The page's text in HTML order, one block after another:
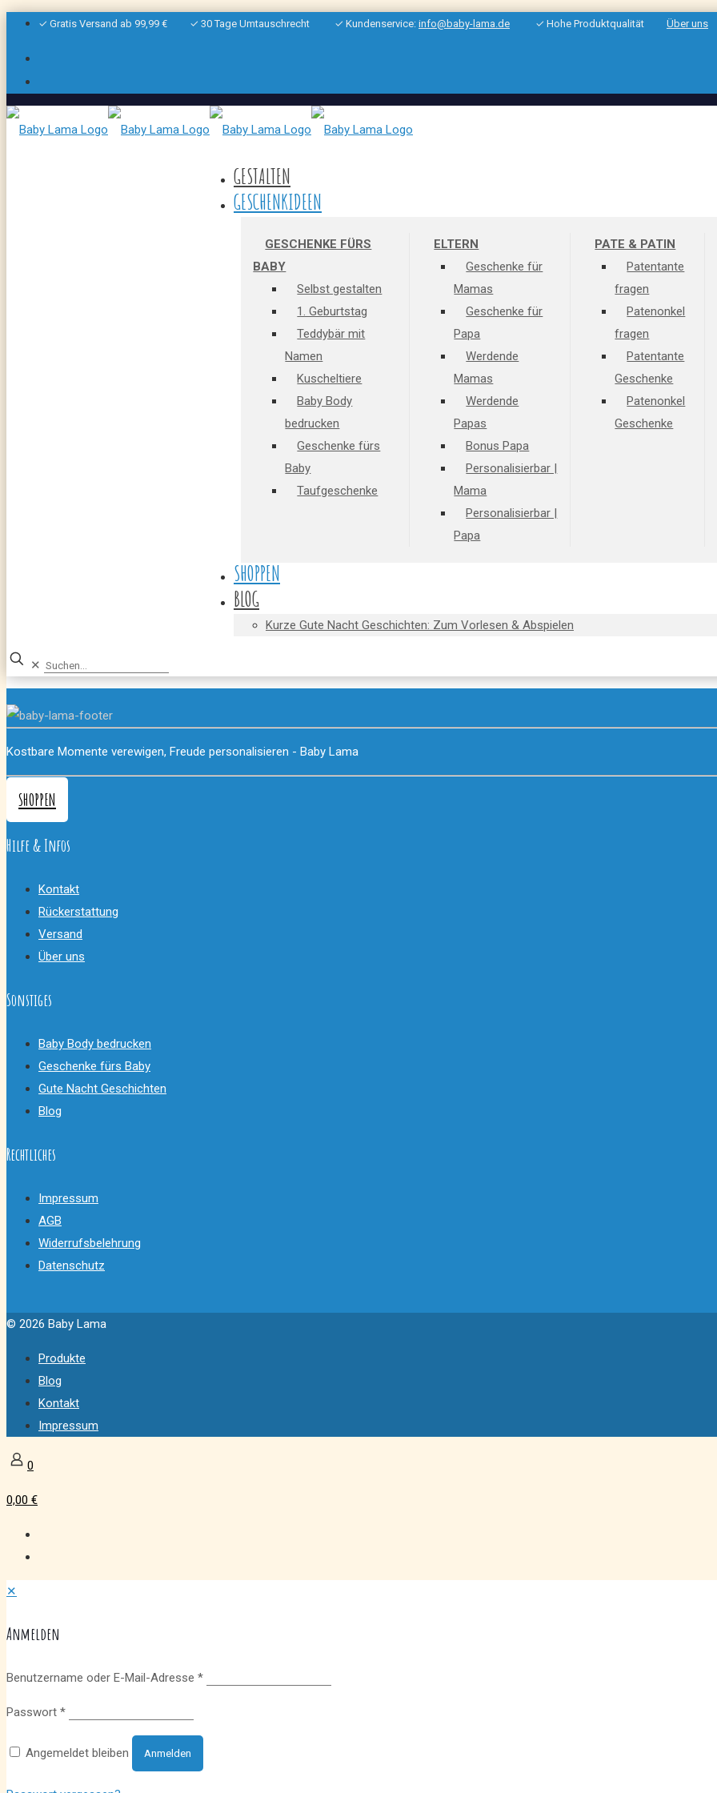
✓ Gratis Versand ab 99,99 € ✓ 30 Tage Umtauschrecht ✓ Kundenservice: info@baby-lama.de ✓ Hohe Produktqualität Über uns
GESTALTEN
GESCHENKIDEEN
GESCHENKE FÜRS
BABY
Selbst gestalten
1. Geburtstag
Teddybär mit
Namen
Kuscheltiere
Baby Body
bedrucken
Geschenke fürs
Baby
Taufgeschenke
ELTERN
Geschenke für
Mamas
Geschenke für
Papa
Werdende
Mamas
Werdende
Papas
Bonus Papa
Personalisierbar |
Mama
Personalisierbar |
Papa
PATE & PATIN
Patentante
fragen
Patenonkel
fragen
Patentante
Geschenke
Patenonkel
Geschenke
SHOPPEN
BLOG
Kurze Gute Nacht Geschichten: Zum Vorlesen & Abspielen
✕
Kostbare Momente verewigen, Freude personalisieren - Baby Lama
SHOPPEN
Hilfe & Infos
Kontakt
Rückerstattung
Versand
Über uns
Sonstiges
Baby Body bedrucken
Geschenke fürs Baby
Gute Nacht Geschichten
Blog
Rechtliches
Impressum
AGB
Widerrufsbelehrung
Datenschutz
© 2026 Baby Lama
Produkte
Blog
Kontakt
Impressum
0
0,00 €
✕
Anmelden
Benutzername oder E-Mail-Adresse *
Passwort *
Angemeldet bleiben Anmelden